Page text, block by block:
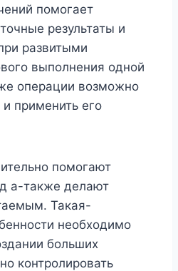
помогает
результаты и
развитыми
выполнения одной
операции возможно
и применить его
помогают
а-также делают
Такая-
необходимо
больших
контролировать